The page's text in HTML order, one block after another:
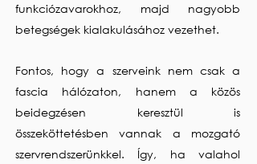
funkciózavarokhoz, majd nagyobb
betegségek kialakulásához vezethet.
Fontos, hogy a szerveink nem csak a
fascia hálózaton, hanem a közös
beidegzésen keresztül is
összeköttetésben vannak a mozgató
szervrendszerünkkel. Így, ha valahol